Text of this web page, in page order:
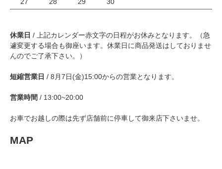
27
28 29 30
休業日 / 上記カレンダー赤文字の日程がお休みとなります。（急
遽変更する場合も御座います。休業日に商品発送はしておりませ
んのでご了承下さい。）
短縮営業日 / 8月7日(金)15:00からの営業となります。
営業時間 / 13:00~20:00
お車でお越しの際は先ず店舗前に停車して御来店下さいませ。
MAP